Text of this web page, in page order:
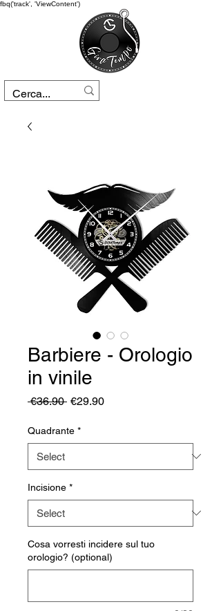
fbq('track', 'ViewContent')
Barbiere - Orologio
in vinile
€36.90 Regular
€29.90Sale
Quadrante *
Incisione *
Cosa vorresti incidere sul tuo
orologio? (optional)